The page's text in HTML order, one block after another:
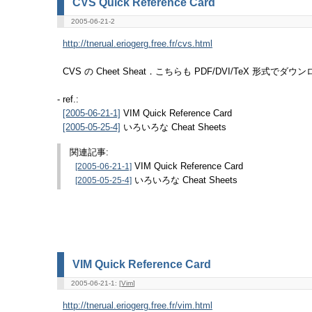
2005-06-21-2
http://tnerual.eriogerg.free.fr/cvs.html
CVS の Cheet Sheat．こちらも PDF/DVI/TeX 形式でダウン
- ref.:
[2005-06-21-1] VIM Quick Reference Card
[2005-05-25-4] いろいろな Cheat Sheets
関連記事:
[2005-06-21-1] VIM Quick Reference Card
[2005-05-25-4] いろいろな Cheat Sheets
VIM Quick Reference Card
2005-06-21-1: [Vim]
http://tnerual.eriogerg.free.fr/vim.html